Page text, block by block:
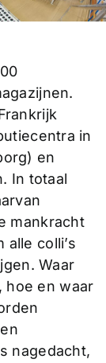
in
en
In totaal
mankracht
colli’s
Waar
hoe en waar
nagedacht,